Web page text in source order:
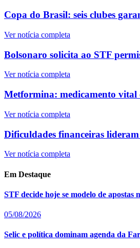
Copa do Brasil: seis clubes
Ver notícia completa
Bolsonaro solicita ao STF
Ver notícia completa
Metformina: medicamento vital
Ver notícia completa
Dificuldades financeiras
Ver notícia completa
Em Destaque
STF decide hoje se modelo de
05/08/2026
Selic e política dominam agenda da